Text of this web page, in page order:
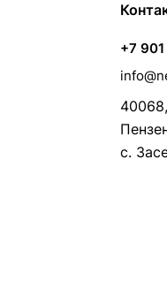
+7
с.